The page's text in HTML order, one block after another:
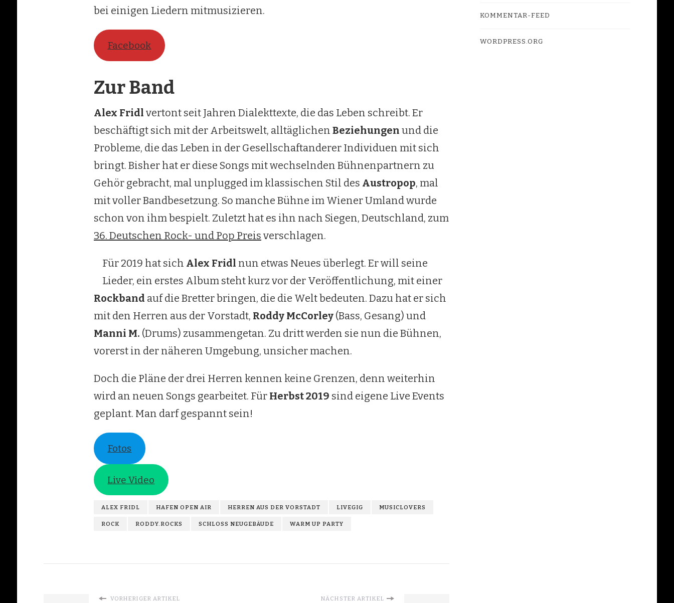
bei einigen Liedern mitmusizieren.
Facebook
Zur Band
Alex Fridl vertont seit Jahren Dialekttexte, die das Leben schreibt. Er
beschäftigt sich mit der Arbeitswelt, alltäglichen Beziehungen und die
Probleme, die das Leben in der Gesellschaftanderer Individuen mit sich
bringt. Bisher hat er diese Songs mit wechselnden Bühnenpartnern zu
Gehör gebracht, mal unplugged im klassischen Stil des Austropop, mal
mit voller Bandbesetzung. So manche Bühne im Wiener Umland wurde
schon von ihm bespielt. Zuletzt hat es ihn nach Siegen, Deutschland, zum
36. Deutschen Rock- und Pop Preis verschlagen.
Für 2019 hat sich Alex Fridl nun etwas Neues überlegt. Er will seine
Lieder, ein erstes Album steht kurz vor der Veröffentlichung, mit einer
Rockband auf die Bretter bringen, die die Welt bedeuten. Dazu hat er sich
mit den Herren aus der Vorstadt, Roddy McCorley(Bass, Gesang) und
Manni M. (Drums) zusammengetan. Zu dritt werden sie nun die Bühnen,
vorerst in der näheren Umgebung, unsicher machen.
Doch die Pläne der drei Herren kennen keine Grenzen, denn weiterhin
wird an neuen Songs gearbeitet. Für Herbst 2019 sind eigene Live Events
geplant. Man darf gespannt sein!
Fotos
Live Video
ALEX FRIDL HAFEN OPEN AIR HERREN AUS DER VORSTADT LIVEGIG MUSICLOVERS
ROCK RODDY.ROCKS SCHLOSS NEUGEBÄUDE WARM UP PARTY
VORHERIGER ARTIKEL NÄCHSTER ARTIKEL
KOMMENTAR-FEED
WORDPRESS.ORG